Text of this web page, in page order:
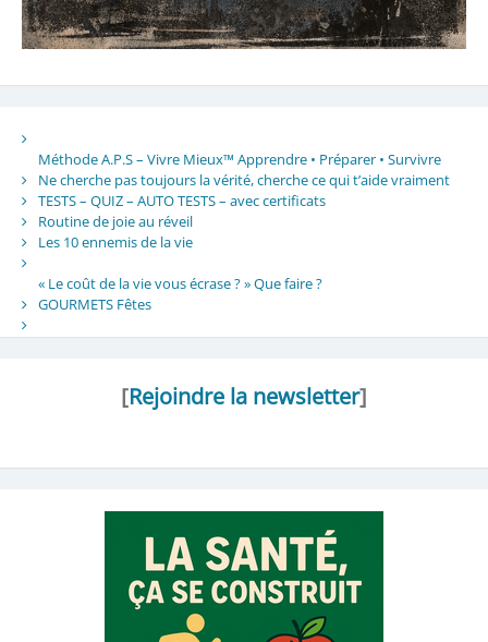
Méthode A.P.S – Vivre Mieux™ Apprendre • Préparer • Survivre
Ne cherche pas toujours la vérité, cherche ce qui t’aide vraiment
TESTS – QUIZ – AUTO TESTS – avec certificats
Routine de joie au réveil
Les 10 ennemis de la vie
« Le coût de la vie vous écrase ? » Que faire ?
GOURMETS Fêtes
[Rejoindre la newsletter]